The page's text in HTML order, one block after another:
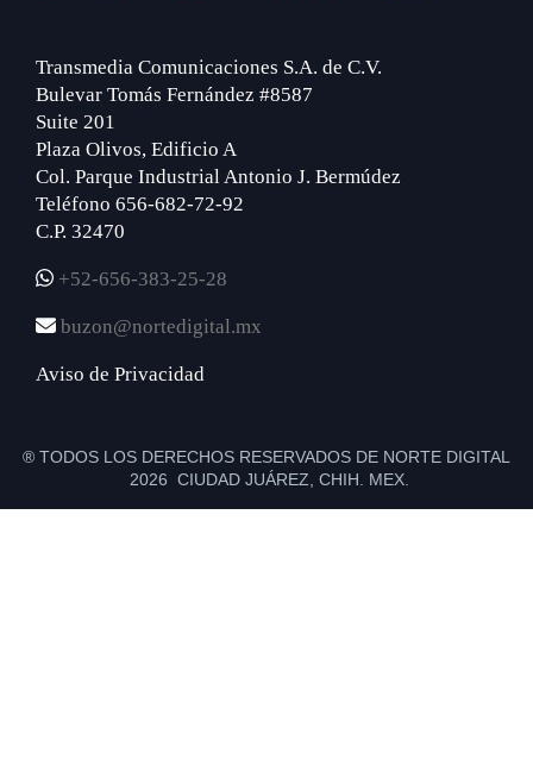
Transmedia Comunicaciones S.A. de C.V.
Bulevar Tomás Fernández #8587
Suite 201
Plaza Olivos, Edificio A
Col. Parque Industrial Antonio J. Bermúdez
Teléfono 656-682-72-92
C.P. 32470
+52-656-383-25-28
buzon@nortedigital.mx
Aviso de Privacidad
® TODOS LOS DERECHOS RESERVADOS DE NORTE DIGITAL
2026 CIUDAD JUÁREZ, CHIH. MEX.